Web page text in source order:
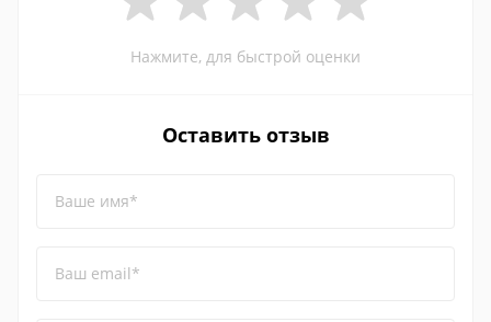
Нажмите, для быстрой оценки
Оставить отзыв
Ваше имя*
Ваш email*